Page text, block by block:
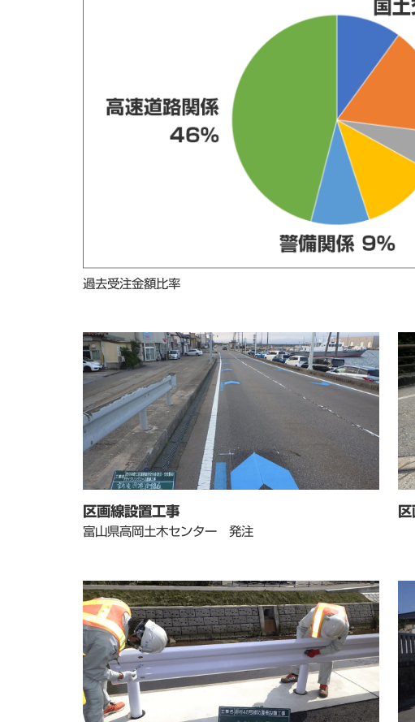
過去受注金額比率
区画線設置工事
富山県高岡土木センター 発注